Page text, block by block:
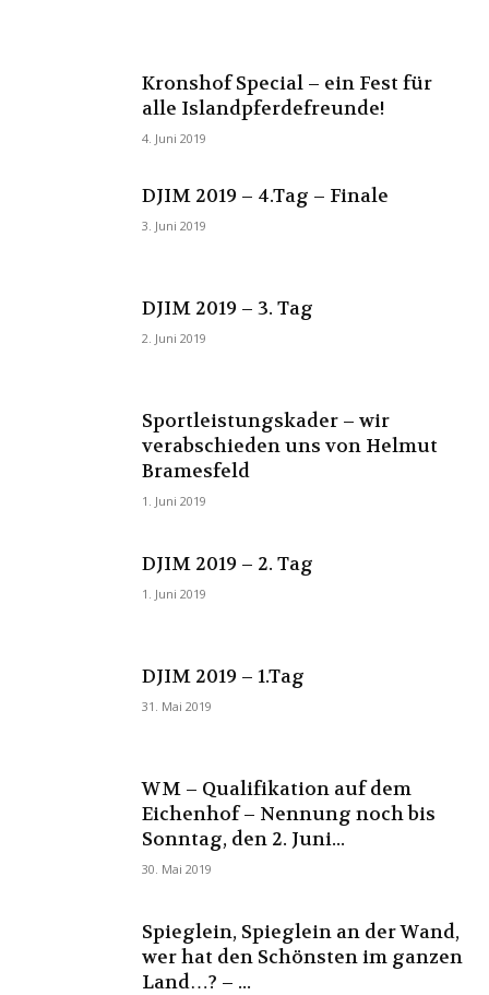
Kronshof Special – ein Fest für
alle Islandpferdefreunde!
4. Juni 2019
DJIM 2019 – 4.Tag – Finale
3. Juni 2019
DJIM 2019 – 3. Tag
2. Juni 2019
Sportleistungskader – wir
verabschieden uns von Helmut
Bramesfeld
1. Juni 2019
DJIM 2019 – 2. Tag
1. Juni 2019
DJIM 2019 – 1.Tag
31. Mai 2019
WM – Qualifikation auf dem
Eichenhof – Nennung noch bis
Sonntag, den 2. Juni...
30. Mai 2019
Spieglein, Spieglein an der Wand,
wer hat den Schönsten im ganzen
Land…? – ...